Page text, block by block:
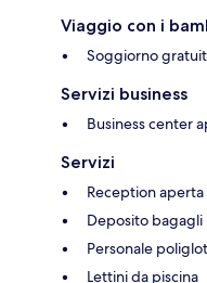
Viaggio con i
Soggiorno
Servizi business
Business center
Servizi
Reception aperta
Deposito bagagli
Personale
Lettini da piscina